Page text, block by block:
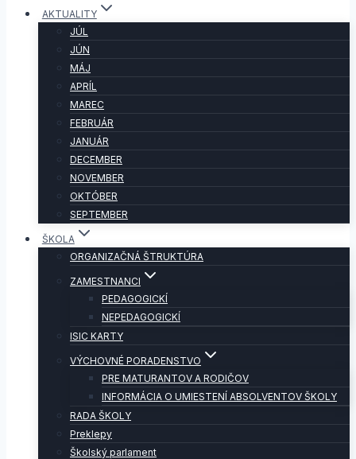
AKTUALITY
JÚL
JÚN
MÁJ
APRÍL
MAREC
FEBRUÁR
JANUÁR
DECEMBER
NOVEMBER
OKTÓBER
SEPTEMBER
ŠKOLA
ORGANIZAČNÁ ŠTRUKTÚRA
ZAMESTNANCI
PEDAGOGICKÍ
NEPEDAGOGICKÍ
ISIC KARTY
VÝCHOVNÉ PORADENSTVO
PRE MATURANTOV A RODIČOV
INFORMÁCIA O UMIESTENÍ ABSOLVENTOV ŠKOLY
RADA ŠKOLY
Preklepy
Školský parlament